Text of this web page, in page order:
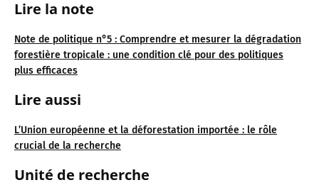
Lire la note
Note de politique n°5 : Comprendre et mesurer la dégradation
forestière tropicale : une condition clé pour des politiques
plus efficaces
Lire aussi
L’Union européenne et la déforestation importée : le rôle
crucial de la recherche
Unité de recherche